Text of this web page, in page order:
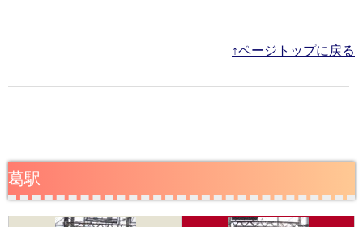
↑ページトップに戻る
葛駅